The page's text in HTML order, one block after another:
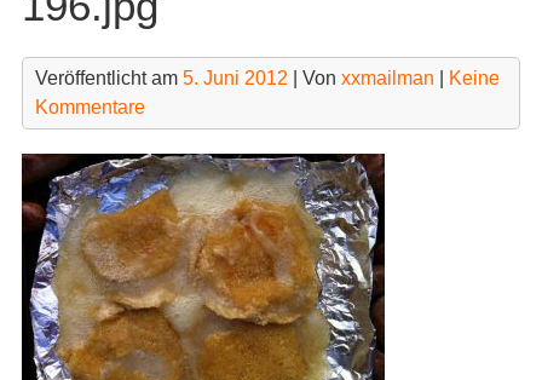
Veröffentlicht am 5. Juni 2012 | Von xxmailman
Keine
Kommentare